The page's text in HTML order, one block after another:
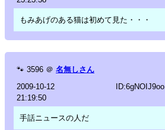
もみあげのある猫は初めて見た・・・
🐾 3596 ＠ 名無しさん
2009-10-12
21:19:50
ID:6gNOIJ9oo.
手話ニュースの人だ